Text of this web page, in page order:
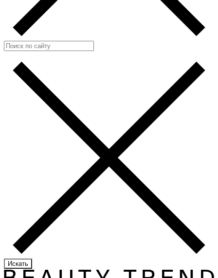
Искать